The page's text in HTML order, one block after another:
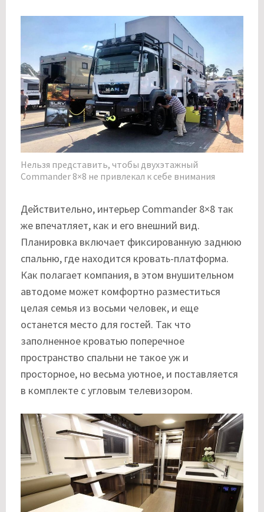
Нельзя представить, чтобы двухэтажный
Commander 8×8 не привлекал к себе внимания
Действительно, интерьер Commander 8×8 так
же впечатляет, как и его внешний вид.
Планировка включает фиксированную заднюю
спальню, где находится кровать-платформа.
Как полагает компания, в этом внушительном
автодоме может комфортно разместиться
целая семья из восьми человек, и еще
останется место для гостей. Так что
заполненное кроватью поперечное
пространство спальни не такое уж и
просторное, но весьма уютное, и поставляется
в комплекте с угловым телевизором.